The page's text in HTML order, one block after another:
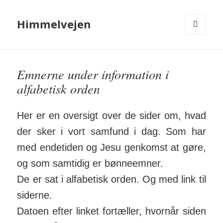
Himmelvejen
Emnerne under information i
alfabetisk orden
Her er en oversigt over de sider om, hvad
der sker i vort samfund i dag. Som har
med endetiden og Jesu genkomst at gøre,
og som samtidig er bønneemner.
De er sat i alfabetisk orden. Og med link til
siderne.
Datoen efter linket fortæller, hvornår siden